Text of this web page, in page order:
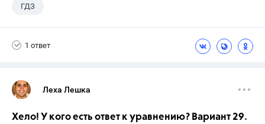
ГДЗ
1 ответ
Леха Лешка
Хело! У кого есть ответ к уравнению? Вариант 29.